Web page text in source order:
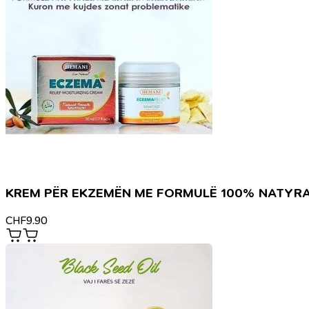
KREM PËR EKZEMËN ME FORMULË 100%
CHF9.90